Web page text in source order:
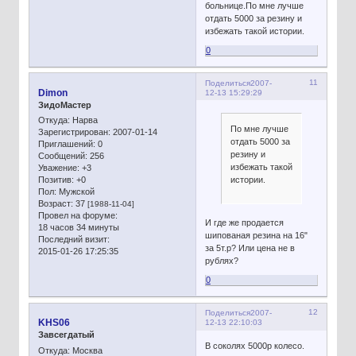
больнице.По мне лучше
отдать 5000 за резину и
избежать такой истории.
0
Поделиться 11
2007-
12-13 15:29:29
Dimon
ЗидоМастер
Откуда: Нарва
Зарегистрирован: 2007-01-14
Приглашений: 0
Сообщений: 256
Уважение: +3
Позитив: +0
Пол: Мужской
Возраст: 37 [1988-11-04]
Провел на форуме:
18 часов 34 минуты
Последний визит:
2015-01-26 17:25:35
По мне лучше
отдать 5000 за
резину и
избежать такой
истории.
И где же продается
шипованая резина на 16"
за 5т.р? Или цена не в
рублях?
0
Поделиться 12
2007-
12-13 22:10:03
KHS06
Завсегдатый
Откуда: Москва
В соколях 5000р колесо.